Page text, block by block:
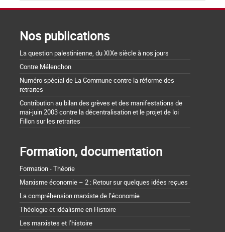
Nos publications
La question palestinienne, du XIXe siècle à nos jours
Contre Mélenchon
Numéro spécial de La Commune contre la réforme des
retraites
Contribution au bilan des grèves et des manifestations de
mai-juin 2003 contre la décentralisation et le projet de loi
Fillon sur les retraites
Formation, documentation
Formation - Théorie
Marxisme économie – 2 : Retour sur quelques idées reçues
La compréhension marxiste de l’économie
Théologie et idéalisme en Histoire
Les marxistes et l’histoire